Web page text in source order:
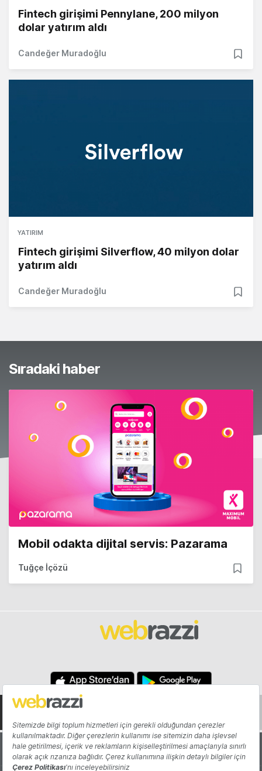
Fintech girişimi Pennylane, 200 milyon
dolar yatırım aldı
Candeğer Muradoğlu
YATIRIM
Fintech girişimi Silverflow, 40 milyon dolar
yatırım aldı
Candeğer Muradoğlu
Sıradaki haber
Mobil odakta dijital servis: Pazarama
Tuğçe İçözü
Hakkında Yazarlar